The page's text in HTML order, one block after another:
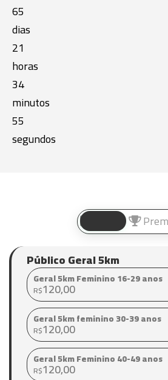
65
dias
21
horas
34
minutos
55
segundos
Valores
Público Geral 5km
Geral 5km Feminino 16-29 anos
R$120,00
Geral 5km feminino 30-39 anos
R$120,00
Geral 5km Feminino 40-49 anos
R$120,00